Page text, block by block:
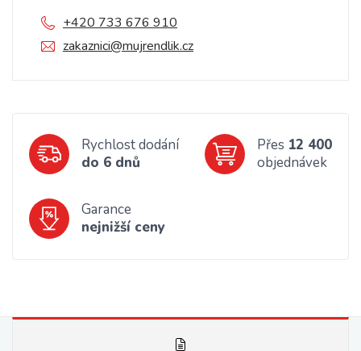
+420 733 676 910
zakaznici@mujrendlik.cz
Rychlost dodání
do 6 dnů
Přes 12 400
objednávek
Garance
nejnižší ceny